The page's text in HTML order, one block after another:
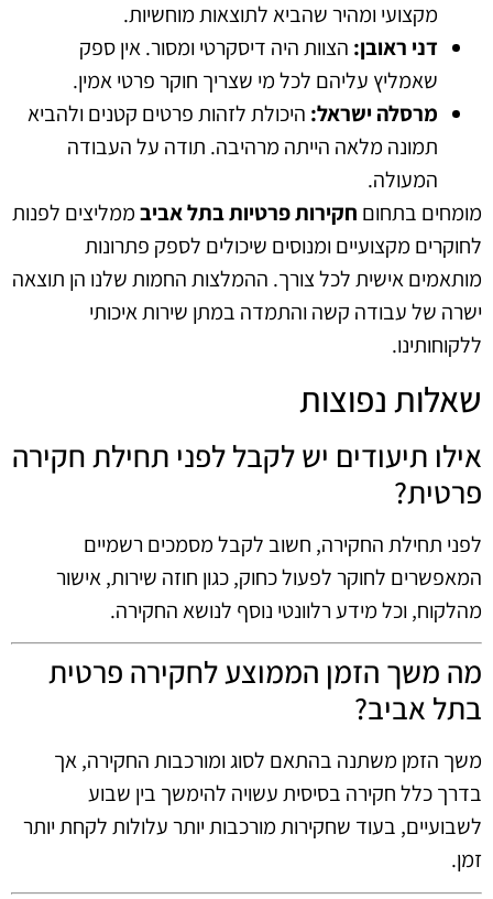
מקצועי ומהיר שהביא לתוצאות מוחשיות.
דני ראובן: הצוות היה דיסקרטי ומסור. אין ספק
שאמליץ עליהם לכל מי שצריך חוקר פרטי אמין.
מרסלה ישראל: היכולת לזהות פרטים קטנים ולהביא
תמונה מלאה הייתה מרהיבה. תודה על העבודה
המעולה.
מומחים בתחום חקירות פרטיות בתל אביבממליצים לפנות
לחוקרים מקצועיים ומנוסים שיכולים לספק פתרונות
מותאמים אישית לכל צורך. ההמלצות החמות שלנו הן תוצאה
ישרה של עבודה קשה והתמדה במתן שירות איכותי
ללקוחותינו.
שאלות נפוצות
אילו תיעודים יש לקבל לפני תחילת חקירה
פרטית?
לפני תחילת החקירה, חשוב לקבל מסמכים רשמיים
המאפשרים לחוקר לפעול כחוק, כגון חוזה שירות, אישור
מהלקוח, וכל מידע רלוונטי נוסף לנושא החקירה.
מה משך הזמן הממוצע לחקירה פרטית
בתל אביב?
משך הזמן משתנה בהתאם לסוג ומורכבות החקירה, אך
בדרך כלל חקירה בסיסית עשויה להימשך בין שבוע
לשבועיים, בעוד שחקירות מורכבות יותר עלולות לקחת יותר
זמן.